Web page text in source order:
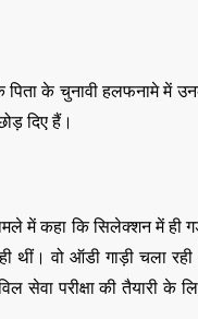
के चुनावी हलफनामे में
दिए हैं।
में कहा कि सिलेक्शन में ही
थीं। वो ऑडी गाड़ी चला
सेवा परीक्षा की तैयारी